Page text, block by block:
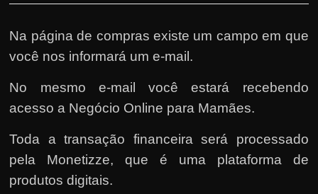
Na página de compras existe um campo em que
você nos informará um e-mail.
No mesmo e-mail você estará recebendo
acesso a Negócio Online para Mamães.
Toda a transação financeira será processado
pela Monetizze, que é uma plataforma de
produtos digitais.